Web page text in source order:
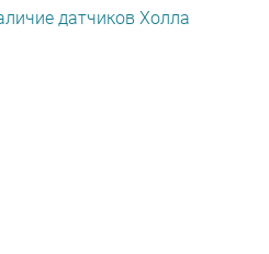
датчиков Холла